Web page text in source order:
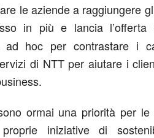
le aziende a raggiungere
in più e lancia l’offerta
ad hoc per contrastare i
di NTT per aiutare i
ormai una priorità per
iniziative di